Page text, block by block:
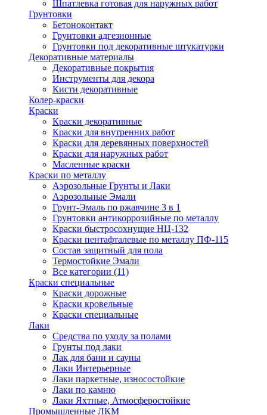
Шпатлевка готовая для наружных работ
Грунтовки
Бетоноконтакт
Грунтовки адгезионные
Грунтовки под декоративные штукатурки
Декоративные материалы
Декоративные покрытия
Инструменты для декора
Кисти декоративные
Колер-краски
Краски
Краски декоративные
Краски для внутренних работ
Краски для деревянных поверхностей
Краски для наружных работ
Масленные краски
Краски по металлу
Аэрозольные Грунты и Лаки
Аэрозольные Эмали
Грунт-Эмаль по ржавчине 3 в 1
Грунтовки антикоррозийные по металлу
Краски быстросохнущие НЦ-132
Краски пентафталевые по металлу ПФ-115
Состав защитный для пола
Термостойкие Эмали
Все категории (11)
Краски специальные
Краски дорожные
Краски кровельные
Краски специальные
Лаки
Cредства по уходу за полами
Грунты под лаки
Лак для бани и сауны
Лаки Интерьерные
Лаки паркетные, износостойкие
Лаки по камню
Лаки Яхтные, Атмосферостойкие
Промышленные ЛКМ